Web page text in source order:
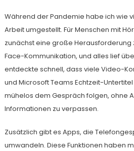
Während der Pandemie habe ich wie
Arbeit umgestellt. Für Menschen mit
zunächst eine große Herausforderung
Face-Kommunikation, und alles lief
entdeckte schnell, dass viele Video-
und Microsoft Teams Echtzeit-
mühelos dem Gespräch folgen, ohne
Informationen zu verpassen.
Zusätzlich gibt es Apps, die
umwandeln. Diese Funktionen haben